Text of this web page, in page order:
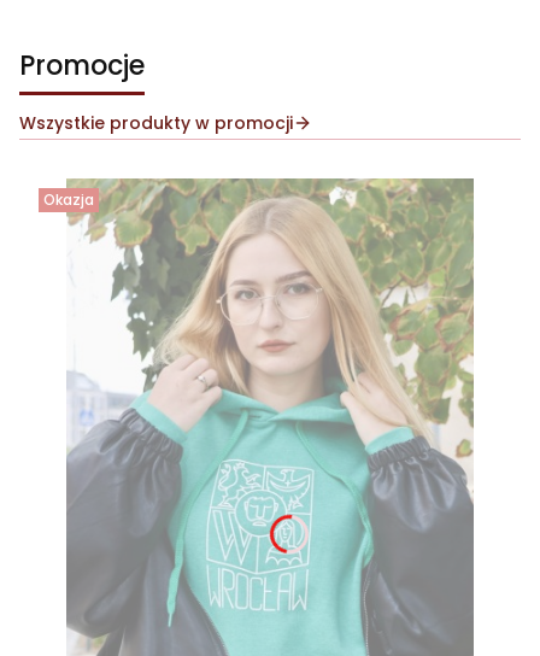
Promocje
Wszystkie produkty w promocji
Okazja